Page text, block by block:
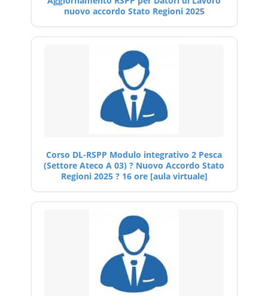
nuovo accordo Stato Regioni 2025
Corso DL-RSPP Modulo integrativo 2 Pesca
(Settore Ateco A 03) ? Nuovo Accordo Stato
Regioni 2025 ? 16 ore [aula virtuale]